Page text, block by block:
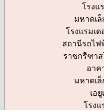
โรงแ
มหาดเ
โรงแรมเ
สถานีรถไฟ
ราชกรีฑา
อาค
มหาดเ
เอ
โรงแ